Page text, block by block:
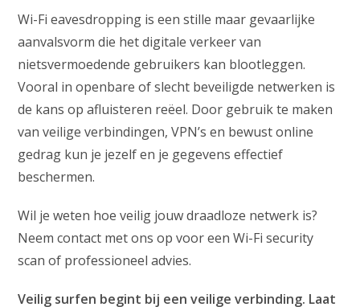
Wi-Fi eavesdropping is een stille maar gevaarlijke
aanvalsvorm die het digitale verkeer van
nietsvermoedende gebruikers kan blootleggen.
Vooral in openbare of slecht beveiligde netwerken is
de kans op afluisteren reëel. Door gebruik te maken
van veilige verbindingen, VPN’s en bewust online
gedrag kun je jezelf en je gegevens effectief
beschermen.
Wil je weten hoe veilig jouw draadloze netwerk is?
Neem contact met ons op voor een Wi-Fi security
scan of professioneel advies.
Veilig surfen begint bij een veilige verbinding. Laat